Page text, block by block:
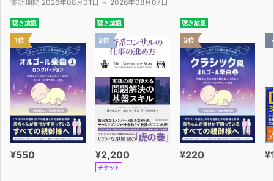
集計期間 2026年08月01日 ～ 2026年08月07日
聴き放題
1位
¥550
聴き放題
2位
¥2,200
チケット
聴き放題
3位
¥220